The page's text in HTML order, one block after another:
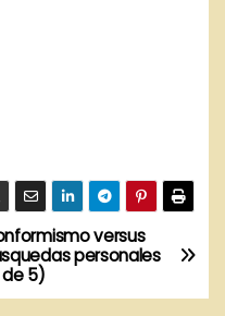
versus
personales
5)